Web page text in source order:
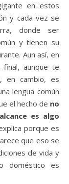
en estos
y cada vez se
donde ser
y tienen su
Aun así, en
final, aunque te
en cambio, es
lengua común
el hecho de no
es algo
porque es
que eso se
de vida y
doméstico es